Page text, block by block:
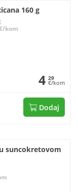
160 g
kom
4 29
€/kom
Dodaj
suncokretovom